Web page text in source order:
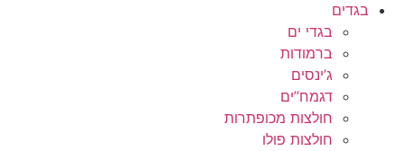
בגדים
בגדי ים
ברמודות
ג’ינסים
דגמח”ים
חולצות מכופתרות
חולצות פולו